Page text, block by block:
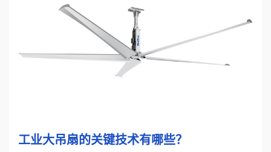
工业大吊扇的关键技术有哪些？